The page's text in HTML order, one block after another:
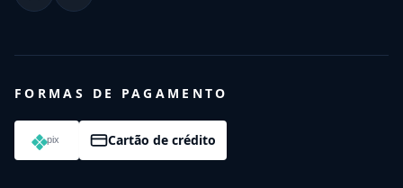
FORMAS DE PAGAMENTO
Cartão de crédito